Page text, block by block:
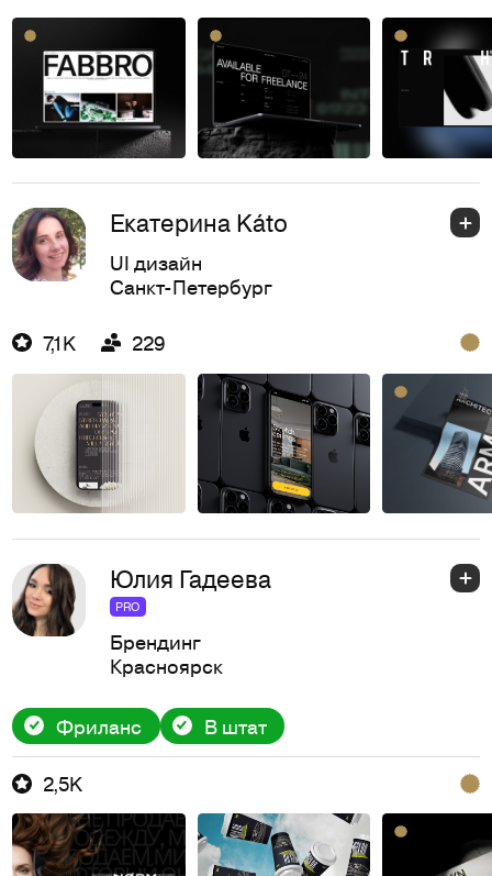
Екатерина Kа́to
UI дизайн
Санкт-Петербург
7,1K 229
Юлия Гадеева
PRO
Брендинг
Красноярск
Фриланс В штат
2,5K